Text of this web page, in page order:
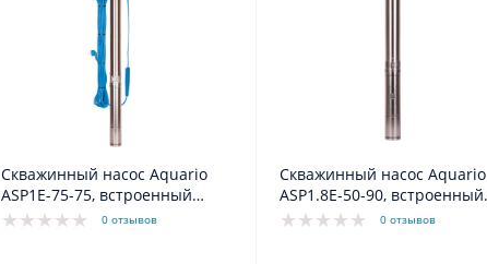
Скважинный насос Aquario
ASP1E-75-75, встроенный
конденсатор, кабель 1.5м
0 отзывов
Скважинный насос Aquario
ASP1.8Е-50-90, встроенный
конденсатор, кабель 50м
0 отзывов